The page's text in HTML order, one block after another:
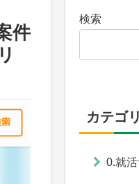
件
検索
カテゴ
0.就